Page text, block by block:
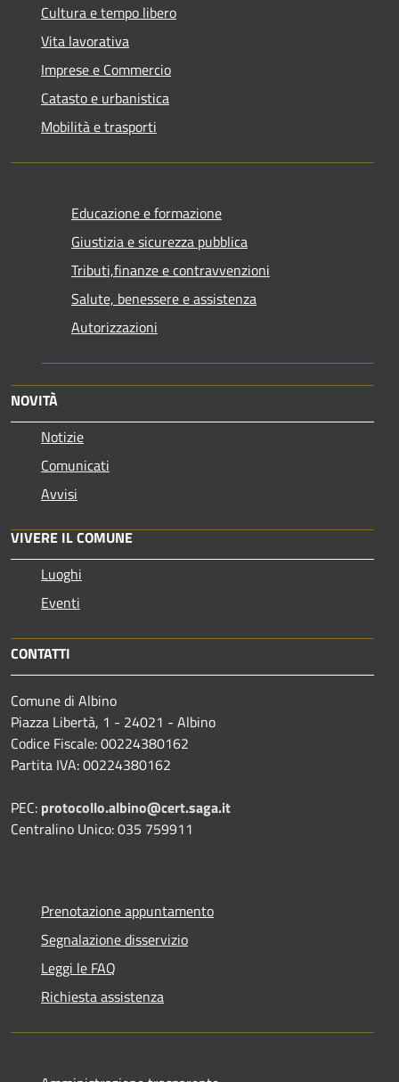
Cultura e tempo libero
Vita lavorativa
Imprese e Commercio
Catasto e urbanistica
Mobilità e trasporti
Educazione e formazione
Giustizia e sicurezza pubblica
Tributi,finanze e contravvenzioni
Salute, benessere e assistenza
Autorizzazioni
NOVITÀ
Notizie
Comunicati
Avvisi
VIVERE IL COMUNE
Luoghi
Eventi
CONTATTI
Comune di Albino
Piazza Libertà, 1 - 24021 - Albino
Codice Fiscale: 00224380162
Partita IVA: 00224380162
PEC: protocollo.albino@cert.saga.it
Centralino Unico: 035 759911
Prenotazione appuntamento
Segnalazione disservizio
Leggi le FAQ
Richiesta assistenza